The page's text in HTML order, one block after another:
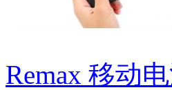
Remax 移动